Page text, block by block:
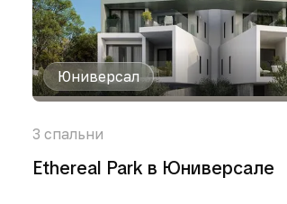
Юниверсал
3 спальни
Ethereal Park в Юниверсале